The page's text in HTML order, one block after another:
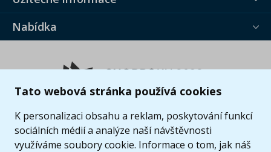
Tato webová stránka používá cookies
K personalizaci obsahu a reklam, poskytování funkcí
sociálních médií a analýze naší návštěvnosti
využíváme soubory cookie. Informace o tom, jak náš
Nabídka